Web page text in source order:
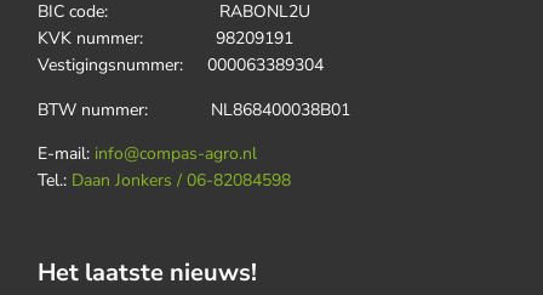
BIC code: RABONL2U
KVK nummer: 98209191
Vestigingsnummer: 000063389304
BTW nummer: NL868400038B01
E-mail: info@compas-agro.nl
Tel.: Daan Jonkers / 06-82084598
Het laatste nieuws!